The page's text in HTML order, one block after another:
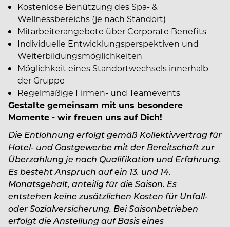
Kostenlose Benützung des Spa- &
Wellnessbereichs (je nach Standort)
Mitarbeiterangebote über Corporate Benefits
Individuelle Entwicklungsperspektiven und
Weiterbildungsmöglichkeiten
Möglichkeit eines Standortwechsels innerhalb
der Gruppe
Regelmäßige Firmen- und Teamevents
Gestalte gemeinsam mit uns besondere
Momente - wir freuen uns auf Dich!
Die Entlohnung erfolgt gemäß Kollektivvertrag für
Hotel- und Gastgewerbe mit der Bereitschaft zur
Überzahlung je nach Qualifikation und Erfahrung.
Es besteht Anspruch auf ein 13. und 14.
Monatsgehalt, anteilig für die Saison. Es
entstehen keine zusätzlichen Kosten für Unfall-
oder Sozialversicherung. Bei Saisonbetrieben
erfolgt die Anstellung auf Basis eines